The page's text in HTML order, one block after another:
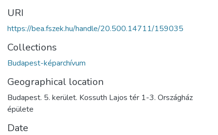
URI
https://bea.fszek.hu/handle/20.500.14711/159035
Collections
Budapest-képarchívum
Geographical location
Budapest. 5. kerület. Kossuth Lajos tér 1-3. Országház
épülete
Date